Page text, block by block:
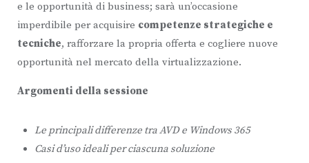
e le opportunità di business; sarà un’occasione
imperdibile per acquisire competenze strategiche e
tecniche, rafforzare la propria offerta e cogliere nuove
opportunità nel mercato della virtualizzazione.
Argomenti della sessione
Le principali differenze tra AVD e Windows 365
Casi d’uso ideali per ciascuna soluzione